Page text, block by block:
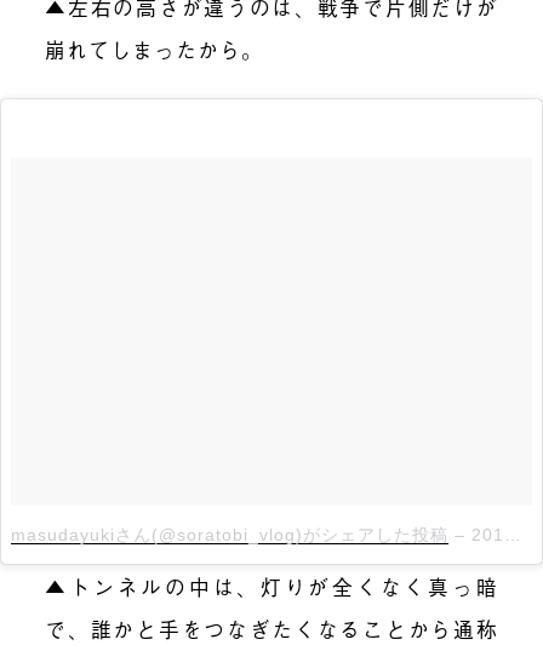
▲左右の高さが違うのは、戦争で片側だけが
崩れてしまったから。
masudayukiさん(@soratobi_vlog)がシェアした投稿 – 2018年 3月月3日午前7時31分PST
▲トンネルの中は、灯りが全くなく真っ暗
で、誰かと手をつなぎたくなることから通称